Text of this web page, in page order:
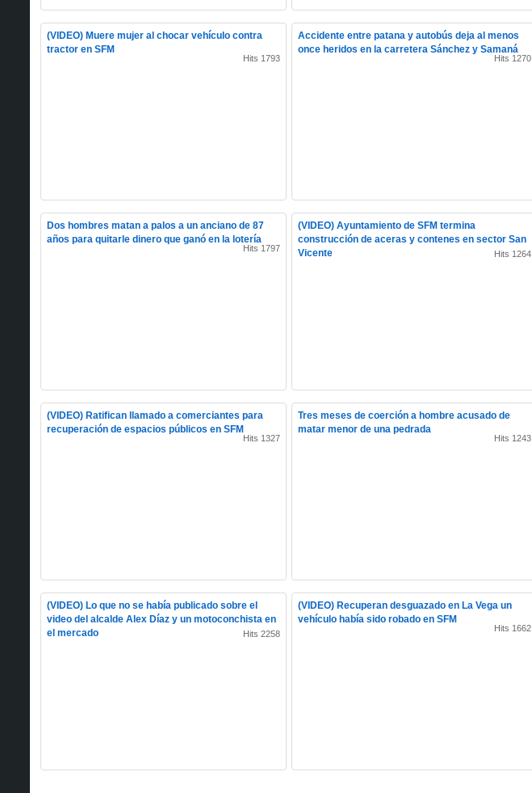
(VIDEO) Muere mujer al chocar vehículo contra
tractor en SFM
Hits 1793
Accidente entre patana y autobús deja al menos
once heridos en la carretera Sánchez y Samaná
Hits 1270
Dos hombres matan a palos a un anciano de 87
años para quitarle dinero que ganó en la lotería
Hits 1797
(VIDEO) Ayuntamiento de SFM termina
construcción de aceras y contenes en sector San
Vicente
Hits 1264
(VIDEO) Ratifican llamado a comerciantes para
recuperación de espacios públicos en SFM
Hits 1327
Tres meses de coerción a hombre acusado de
matar menor de una pedrada
Hits 1243
(VIDEO) Lo que no se había publicado sobre el
video del alcalde Alex Díaz y un motoconchista en
el mercado
Hits 2258
(VIDEO) Recuperan desguazado en La Vega un
vehículo había sido robado en SFM
Hits 1662